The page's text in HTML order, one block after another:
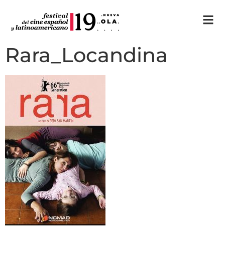
Rara_Locandina